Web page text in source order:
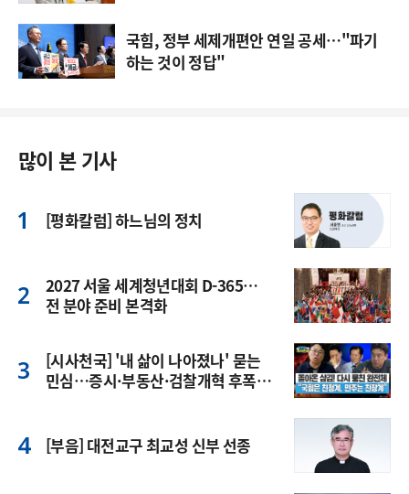
국힘, 정부 세제개편안 연일 공세…"파기
하는 것이 정답"
많이 본 기사
[평화칼럼] 하느님의 정치
2027 서울 세계청년대회 D-365…
전 분야 준비 본격화
[시사천국] '내 삶이 나아졌나' 묻는
민심…증시·부동산·검찰개혁 후폭
[부음] 대전교구 최교성 신부 선종